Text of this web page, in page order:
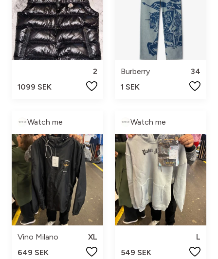
2
1099 SEK
Burberry
34
1 SEK
Watch me
Vino Milano
XL
649 SEK
Watch me
L
549 SEK